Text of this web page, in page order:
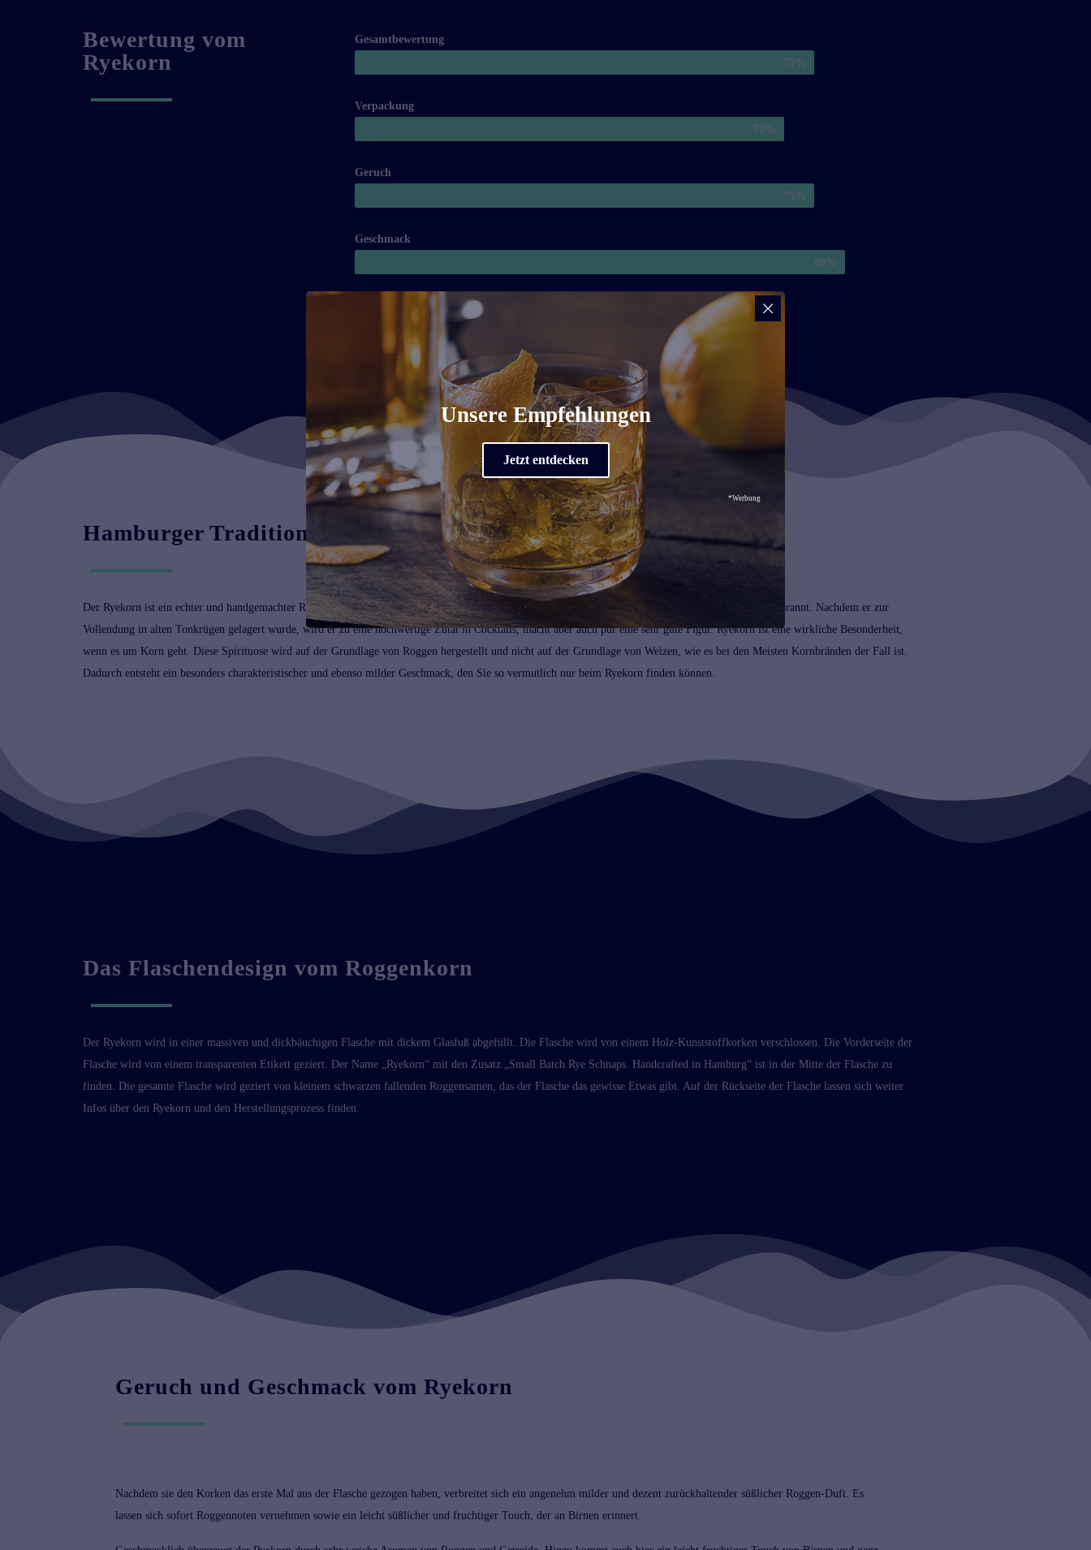
Bewertung vom
Ryekorn
Gesamtbewertung
75%
Verpackung
70%
Geruch
75%
Geschmack
80%
Hamburger Tradition
Der Ryekorn ist ein echter und handgemachter Roggenkorn aus Hamburg. In einer der ältesten Spirituosenmanufakturen Hamburgs wird dieser Korn gebrannt. Nachdem er zur
Vollendung in alten Tonkrügen gelagert wurde, wird er zu eine hochwertige Zutat inCocktails, macht aber auch pur eine sehr gute Figur. Ryekorn ist eine wirkliche Besonderheit,
wenn es um Korn geht. Diese Spirituose wird auf der Grundlage von Roggen hergestellt und nicht auf der Grundlage von Weizen, wie es bei den Meisten Kornbränden der Fall ist.
Dadurch entsteht ein besonders charakteristischer und ebenso milder Geschmack, den Sie so vermutlich nur beim Ryekorn finden können.
Das Flaschendesign vom Roggenkorn
Der Ryekorn wird in einer massiven und dickbäuchigen Flasche mit dickem Glasfuß abgefüllt. Die Flasche wird von einem Holz-Kunststoffkorken verschlossen. Die Vorderseite der
Flasche wird von einem transparenten Etikett geziert. Der Name „Ryekorn“ mit den Zusatz „Small Batch Rye Schnaps. Handcrafted in Hamburg“ ist in der Mitte der Flasche zu
finden. Die gesamte Flasche wird geziert von kleinem schwarzen fallenden Roggensamen, das der Flasche das gewisse Etwas gibt. Auf der Rückseite der Flasche lassen sich weiter
Infos über den Ryekorn und den Herstellungsprozess finden.
Geruch und Geschmack vom Ryekorn
Nachdem sie den Korken das erste Mal aus der Flasche gezogen haben, verbreitet sich ein angenehm milder und dezent zurückhaltender süßlicher Roggen-Duft. Es
lassen sich sofort Roggennoten vernehmen sowie ein leicht süßlicher und fruchtiger Touch, der an Birnen erinnert.
Unsere Empfehlungen
Jetzt entdecken
*Werbung